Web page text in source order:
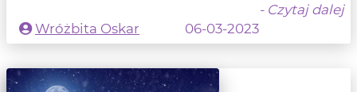
- Czytaj dalej
Wróżbita Oskar
06-03-2023